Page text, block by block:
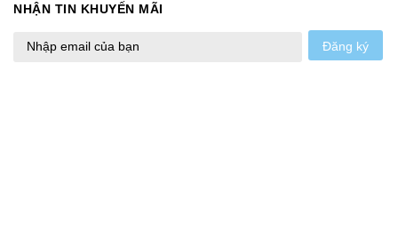
NHẬN TIN KHUYẾN MÃI
Đăng ký